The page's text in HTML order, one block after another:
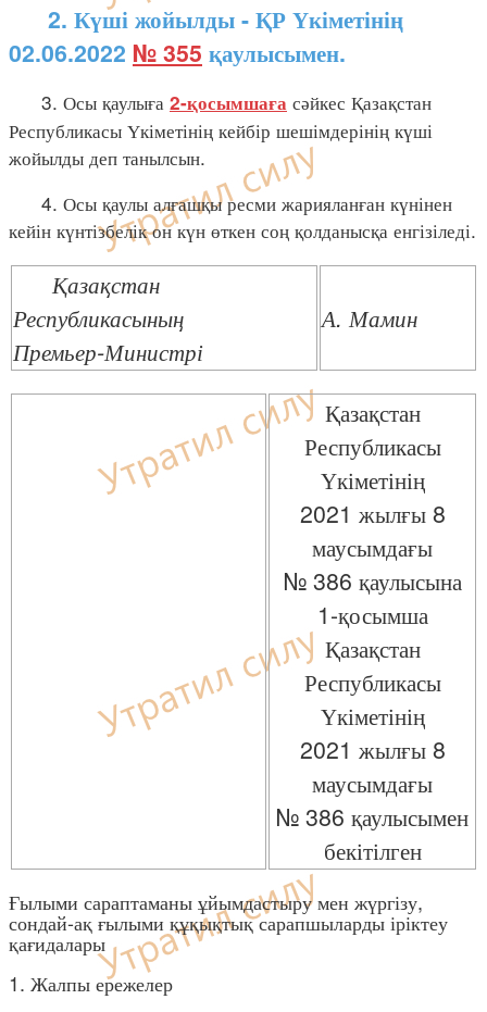
2. Күші жойылды - ҚР Үкіметінің
02.06.2022 № 355 қаулысымен.
3. Осы қаулыға 2-қосымшаға сәйкес Қазақстан
Республикасы Үкіметінің кейбір шешімдерінің күші
жойылды деп танылсын.
4. Осы қаулы алғашқы ресми жарияланған күнінен
кейін күнтізбелік он күн өткен соң қолданысқа енгізіледі.
Қазақстан
Республикасының
Премьер-Министрі
А. Мамин
Қазақстан
Республикасы
Үкіметінің
2021 жылғы 8
маусымдағы
№ 386 қаулысына
1-қосымша
Қазақстан
Республикасы
Үкіметінің
2021 жылғы 8
маусымдағы
№ 386 қаулысымен
бекітілген
Ғылыми сараптаманы ұйымдастыру мен жүргізу,
сондай-ақ ғылыми құқықтық сарапшыларды іріктеу
қағидалары
1. Жалпы ережелер